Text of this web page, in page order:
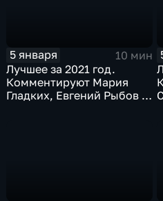
5 января
10 мин
Лучшее за 2021 год.
Комментируют Мария
Гладких, Евгений Рыбов и